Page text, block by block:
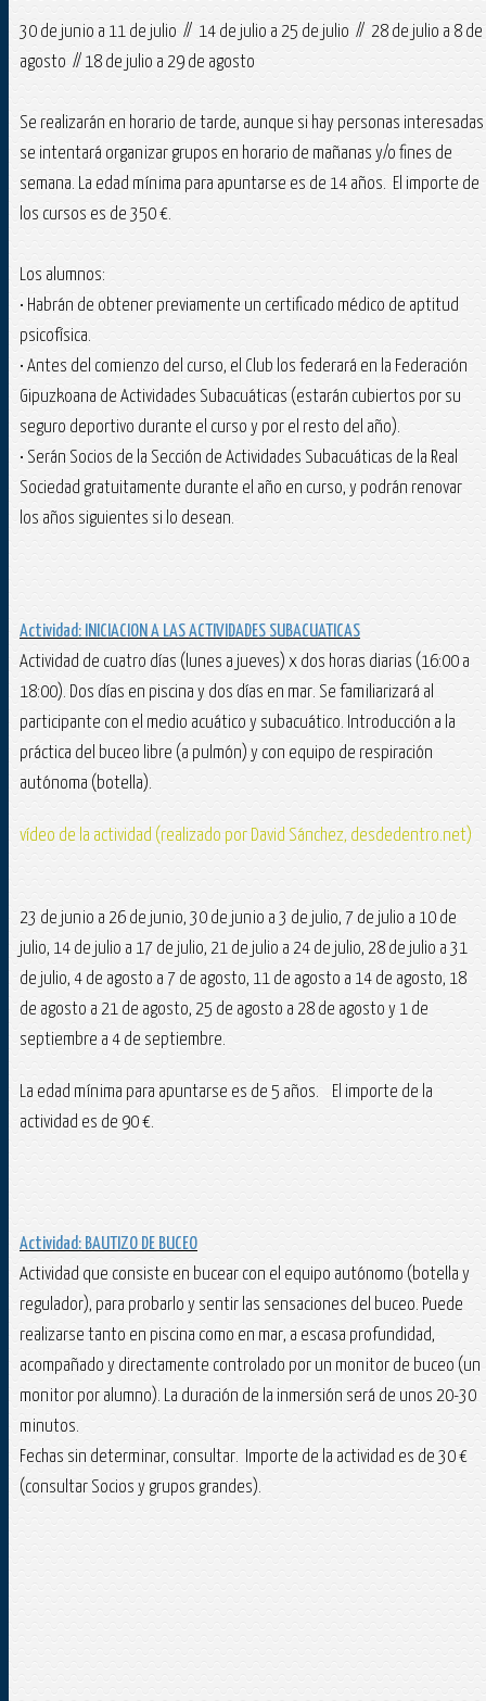
30 de junio a 11 de julio // 14 de julio a 25 de julio // 28 de julio a 8 de
agosto // 18 de julio a 29 de agosto
Se realizarán en horario de tarde, aunque si hay personas interesadas
se intentará organizar grupos en horario de mañanas y/o fines de
semana. La edad mínima para apuntarse es de 14 años. El importe de
los cursos es de 350 €.
Los alumnos:
• Habrán de obtener previamente un certificado médico de aptitud
psicofísica.
• Antes del comienzo del curso, el Club los federará en la Federación
Gipuzkoana de Actividades Subacuáticas (estarán cubiertos por su
seguro deportivo durante el curso y por el resto del año).
• Serán Socios de la Sección de Actividades Subacuáticas de la Real
Sociedad gratuitamente durante el año en curso, y podrán renovar
los años siguientes si lo desean.
Actividad: INICIACION A LAS ACTIVIDADES SUBACUATICAS
Actividad de cuatro días (lunes a jueves) x dos horas diarias (16:00 a
18:00). Dos días en piscina y dos días en mar. Se familiarizará al
participante con el medio acuático y subacuático. Introducción a la
práctica del buceo libre (a pulmón) y con equipo de respiración
autónoma (botella).
vídeo de la actividad (realizado por David Sánchez, desdedentro.net)
23 de junio a 26 de junio, 30 de junio a 3 de julio, 7 de julio a 10 de
julio, 14 de julio a 17 de julio, 21 de julio a 24 de julio, 28 de julio a 31
de julio, 4 de agosto a 7 de agosto, 11 de agosto a 14 de agosto, 18
de agosto a 21 de agosto, 25 de agosto a 28 de agosto y 1 de
septiembre a 4 de septiembre.
La edad mínima para apuntarse es de 5 años. El importe de la
actividad es de 90 €.
Actividad: BAUTIZO DE BUCEO
Actividad que consiste en bucear con el equipo autónomo (botella y
regulador), para probarlo y sentir las sensaciones del buceo. Puede
realizarse tanto en piscina como en mar, a escasa profundidad,
acompañado y directamente controlado por un monitor de buceo (un
monitor por alumno). La duración de la inmersión será de unos 20-30
minutos.
Fechas sin determinar, consultar. Importe de la actividad es de 30 €
(consultar Socios y grupos grandes).